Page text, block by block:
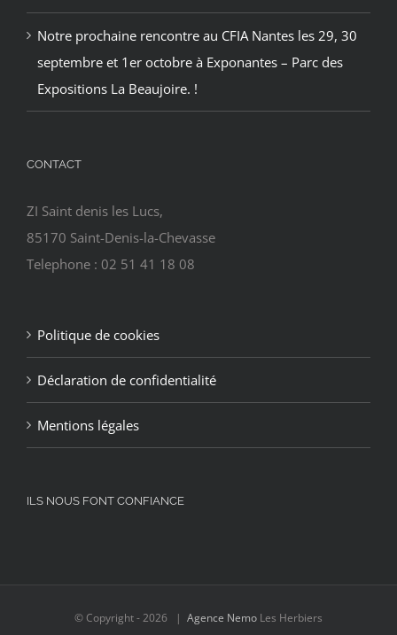
Notre prochaine rencontre au CFIA Nantes les 29, 30
septembre et 1er octobre à Exponantes – Parc des
Expositions La Beaujoire. !
CONTACT
ZI Saint denis les Lucs,
85170 Saint-Denis-la-Chevasse
Telephone : 02 51 41 18 08
Politique de cookies
Déclaration de confidentialité
Mentions légales
ILS NOUS FONT CONFIANCE
© Copyright -2026 | Agence Nemo Les Herbiers